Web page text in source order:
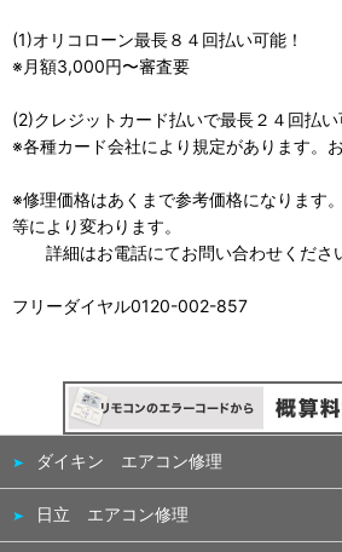
(1)オリコローン最長８４回払い可能！
※月額3,000円〜審査要
(2)クレジットカード払いで最長２４回払い
※各種カード会社により規定があります。
※修理価格はあくまで参考価格になります
等により変わります。
詳細はお電話にてお問い合わせくださ
フリーダイヤル0120-002-857
ダイキン エアコン修理
日立 エアコン修理